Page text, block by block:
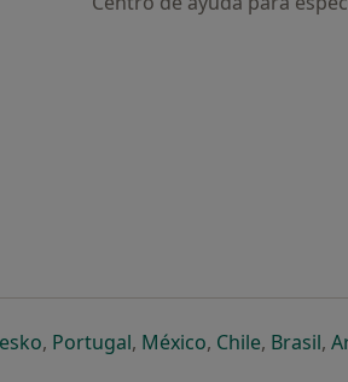
pestaña
en una nueva pestaña
se abre en una nueva pestaña
, Portugalse abre en una nueva
, Méxicose abre en una
, Chilese abre
, Brasilse
,